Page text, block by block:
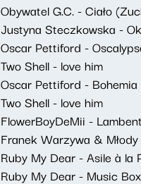
Obywatel G.C. - Ciało
Justyna Steczkowska -
Oscar Pettiford -
Two Shell - love him
Oscar Pettiford -
Two Shell - love him
FlowerBoyDeMii -
Franek Warzywa &
Ruby My Dear - Asile à la
Ruby My Dear - Music Box